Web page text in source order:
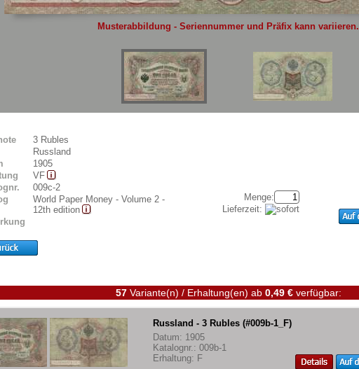
Musterabbildung - Seriennummer und Präfix kann variieren.
3 Rubles
Russland
1905
VF
009c-2
World Paper Money - Volume 2 -
12th edition
Menge:
Lieferzeit:
57Variante(n) / Erhaltung(en) ab 0,49 €verfügbar:
Russland - 3 Rubles (#009b-1_F)
Datum: 1905
Katalognr.: 009b-1
Erhaltung: F